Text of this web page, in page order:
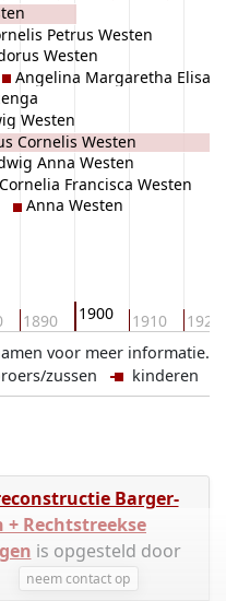
1890 1900 1910 1920
Westen
Westen
Cornelis Westen
Anna Westen
Petrus Westen
Cornelia Francisca Westen
Angelina Margaretha
Anna Westen
voor meer informatie.
zussen kinderen
Barger-
+ Rechtstreekse
is opgesteld door
neem contact op